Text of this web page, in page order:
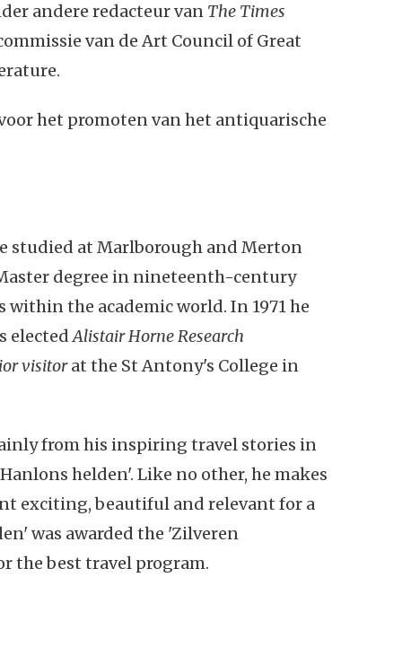
andere redacteur van The Times
van de Art Council of Great
het promoten van het antiquarische
studied at Marlborough and Merton
degree in nineteenth-century
the academic world. In 1971 he
electedAlistair Horne Research
visitorat the St Antony's College in
from his inspiring travel stories in
helden'. Like no other, he makes
exciting, beautiful and relevant for a
was awarded the 'Zilveren
the best travel program.